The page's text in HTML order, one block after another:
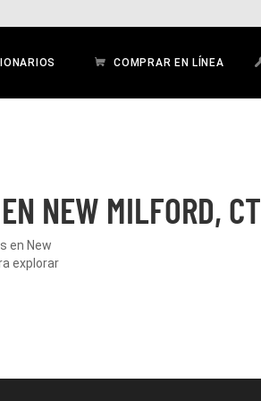
COMPRAR EN LÍNEA
NEW MILFORD, CT
en New
explorar